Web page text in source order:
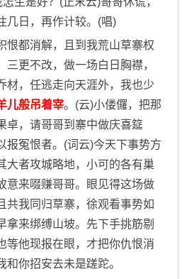
几日，再作计较。(唱)
恨都消解，且到我荒山草寨权
更不改，做一场白日胸襟，
材，任逃走向天涯外，我也少
儿般吊着宰。(云)小偻儸，把那
卓，请哥哥到寨中做庆喜筵
报冤恨者。(词云)今天下事势方
大者攻城略地，小可的各有巢
意来啜赚哥哥。眼见得这场做
共我同归草寨，徐观看事势如
拿来绑缚山坡。先下手挑筋剔
等他现报在眼，才把你仇恨消
你招安去未是蹉跎。